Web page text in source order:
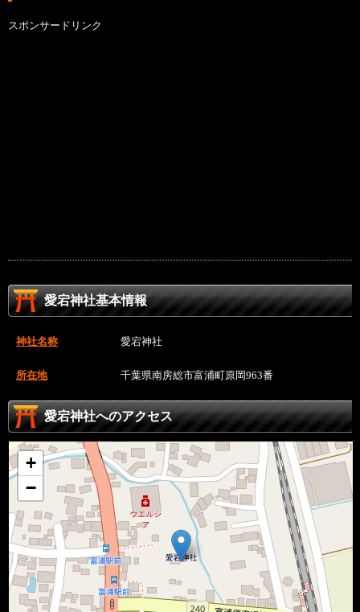
スポンサードリンク
愛宕神社基本情報
神社名称 愛宕神社
所在地 千葉県南房総市富浦町原岡963番
愛宕神社へのアクセス
+
−